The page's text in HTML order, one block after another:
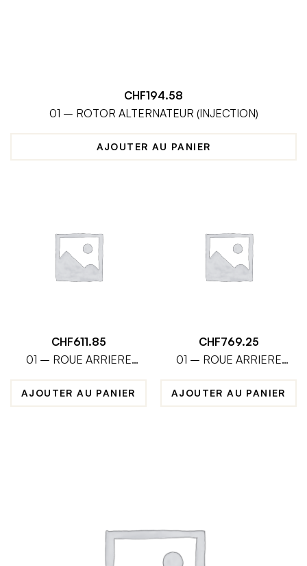
CHF194.58
01 – ROTOR ALTERNATEUR (INJECTION)
AJOUTER AU PANIER
CHF611.85
01 – ROUE ARRIERE
AJOUTER AU PANIER
CHF769.25
01 – ROUE ARRIERE
AJOUTER AU PANIER